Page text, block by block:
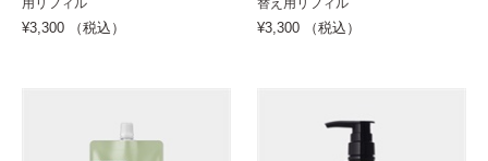
¥3,300 （税込） ¥3,300 （税込）